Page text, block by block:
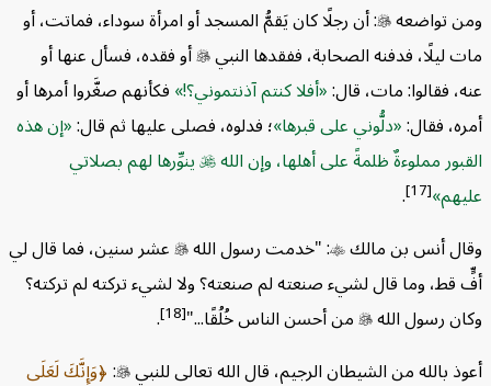
: أن رجلًا كان يَقمُّ المسجد أو امرأة سوداء، فماتت، أو
فدفنه الصحابة، ففقدها النبيأو فقده، فسأل عنها أو
مات، قال: أفلا كنتم آذنتموني؟! فكأنهم صغَّروا أمرها أو
فقال: دلُّوني على قبرها ؛ فدلوه، فصلى عليها ثم قال: إن هذه
مملوءةٌ ظلمةً على أهلها، وإن الله​​​​​​​ينوِّرها لهم بصلاتي
[17]
.
أنس بن مالك: "خدمت رسول اللهعشر سنين، فما قال لي
وما قال لشيء صنعته لم صنعته؟ ولا لشيء تركته لم تركته؟
رسول اللهمن أحسن الناس خُلُقًا..."[18]
.
من الشيطان الرجيم، قال الله تعالى للنبي
: وَإِنَّكَ لَعَلَى